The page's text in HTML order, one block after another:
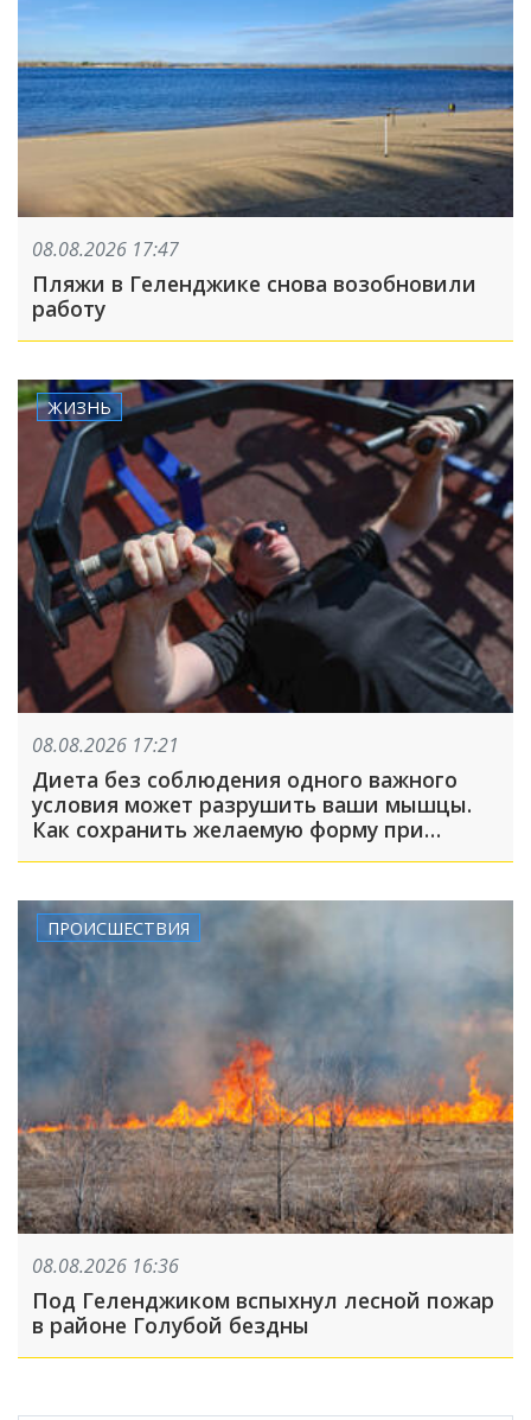
08.08.2026 17:47
Пляжи в Геленджике снова возобновили
работу
ЖИЗНЬ
08.08.2026 17:21
Диета без соблюдения одного важного
условия может разрушить ваши мышцы.
Как сохранить желаемую форму при
похудении?
ПРОИСШЕСТВИЯ
08.08.2026 16:36
Под Геленджиком вспыхнул лесной пожар
в районе Голубой бездны